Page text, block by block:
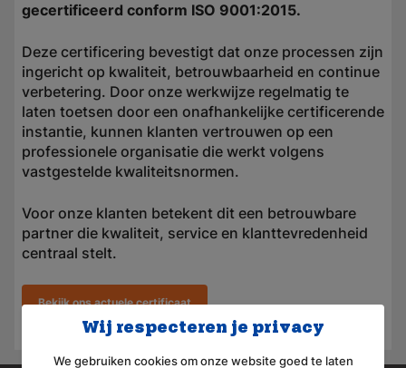
gecertificeerd conform ISO 9001:2015.
Deze certificering bevestigt dat onze processen zijn
ingericht op kwaliteit, betrouwbaarheid en continue
verbetering. Door onze werkwijze regelmatig te
laten toetsen door een onafhankelijke certificerende
instantie, kunnen klanten vertrouwen op een
professionele organisatie die werkt volgens
vastgestelde kwaliteitsnormen.
Voor onze klanten betekent dit een betrouwbare
partner die kwaliteit, service en klanttevredenheid
centraal stelt.
Bekijk ons actuele certificaat
Wij respecteren je privacy
We gebruiken cookies om onze website goed te laten